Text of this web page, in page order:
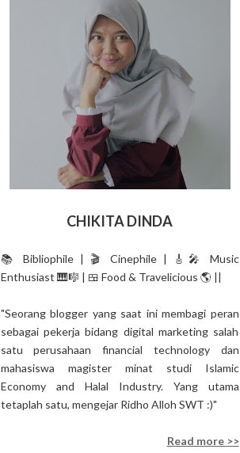
CHIKITA DINDA
📚 Bibliophile | 🎬 Cinephile | 🎸🎤 Music
Enthusiast 🎹🎼 | 🍱 Food & Travelicious 🌎 ||
"Seorang blogger yang saat ini membagi peran
sebagai pekerja bidang digital marketing salah
satu perusahaan financial technology dan
mahasiswa magister minat studi Islamic
Economy and Halal Industry. Yang utama
tetaplah satu, mengejar Ridho Alloh SWT :)"
Read more >>